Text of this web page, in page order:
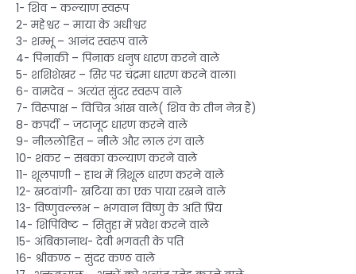
1- शिव – कल्याण स्वरूप
2- महेश्वर – माया के अधीश्वर
3- शम्भू – आनंद स्वरूप वाले
4- पिनाकी – पिनाक धनुष धारण करने वाले
5- शशिशेखर – सिर पर चंद्रमा धारण करने वाला।
6- वामदेव – अत्यंत सुंदर स्वरूप वाले
7- विरूपाक्ष – ‍विचित्र आंख वाले( शिव के तीन नेत्र हैं)
8- कपर्दी – जटाजूट धारण करने वाले
9- नीललोहित – नीले और लाल रंग वाले
10- शंकर – सबका कल्याण करने वाले
11- शूलपाणी – हाथ में त्रिशूल धारण करने वाले
12- खटवांगी- खटिया का एक पाया रखने वाले
13- विष्णुवल्लभ – भगवान विष्णु के अति प्रिय
14- शिपिविष्ट – सितुहा में प्रवेश करने वाले
15- अंबिकानाथ- देवी भगवती के पति
16- श्रीकण्ठ – सुंदर कण्ठ वाले